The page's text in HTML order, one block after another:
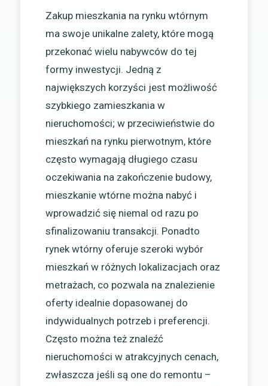
Zakup mieszkania na rynku wtórnym
ma swoje unikalne zalety, które mogą
przekonać wielu nabywców do tej
formy inwestycji. Jedną z
największych korzyści jest możliwość
szybkiego zamieszkania w
nieruchomości; w przeciwieństwie do
mieszkań na rynku pierwotnym, które
często wymagają długiego czasu
oczekiwania na zakończenie budowy,
mieszkanie wtórne można nabyć i
wprowadzić się niemal od razu po
sfinalizowaniu transakcji. Ponadto
rynek wtórny oferuje szeroki wybór
mieszkań w różnych lokalizacjach oraz
metrażach, co pozwala na znalezienie
oferty idealnie dopasowanej do
indywidualnych potrzeb i preferencji.
Często można też znaleźć
nieruchomości w atrakcyjnych cenach,
zwłaszcza jeśli są one do remontu –